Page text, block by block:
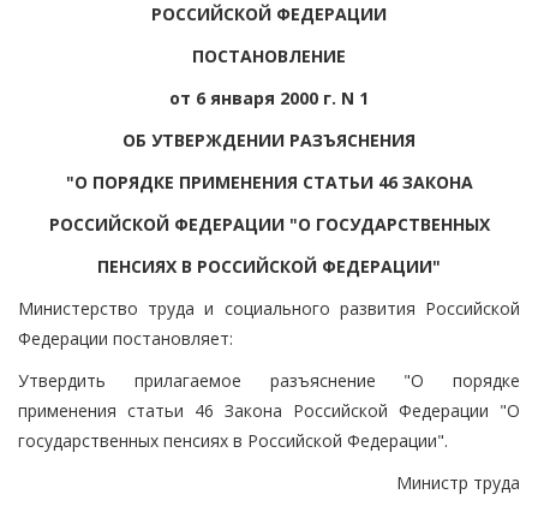
РОССИЙСКОЙ ФЕДЕРАЦИИ
ПОСТАНОВЛЕНИЕ
от 6 января 2000 г. N 1
ОБ УТВЕРЖДЕНИИ РАЗЪЯСНЕНИЯ
"О ПОРЯДКЕ ПРИМЕНЕНИЯ СТАТЬИ 46 ЗАКОНА
РОССИЙСКОЙ ФЕДЕРАЦИИ "О ГОСУДАРСТВЕННЫХ
ПЕНСИЯХ В РОССИЙСКОЙ ФЕДЕРАЦИИ"
Министерство труда и социального развития Российской
Федерации постановляет:
Утвердить прилагаемое разъяснение "О порядке
применения статьи 46 Закона Российской Федерации "О
государственных пенсиях в Российской Федерации".
Министр труда